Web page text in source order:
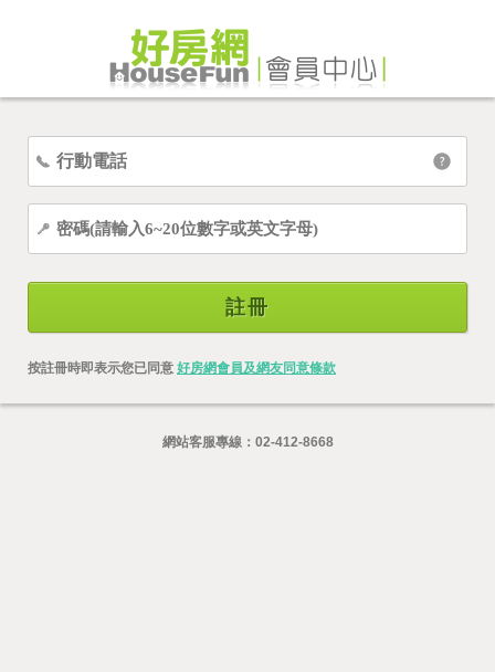
註冊
按註冊時即表示您已同意 好房網會員及網友同意條款
網站客服專線： 02-412-8668